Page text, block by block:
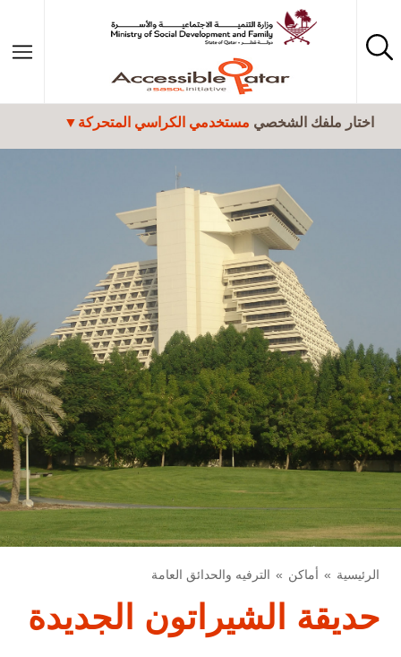
تجاوز إلى المحتوى الرئيسي
اختار ملفك الشخصي مستخدمي الكراسي المتحركة
الرئيسية أماكن الترفيه والحدائق العامة
حديقة الشيراتون الجديدة